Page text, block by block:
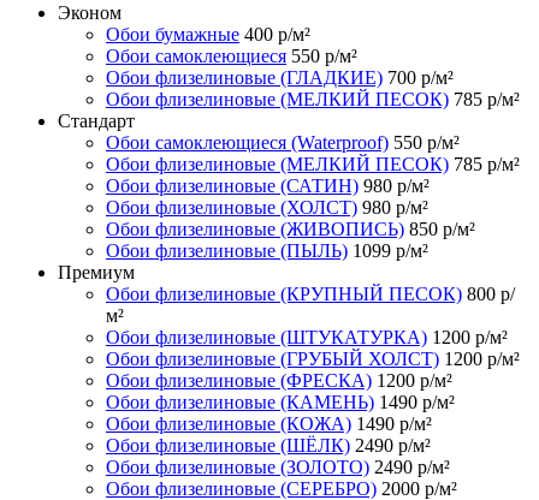
Эконом
Обои бумажные 400 р/м²
Обои самоклеющиеся 550 р/м²
Обои флизелиновые (ГЛАДКИЕ) 700 р/м²
Обои флизелиновые (МЕЛКИЙ ПЕСОК) 785 р/м²
Стандарт
Обои самоклеющиеся (Waterproof) 550 р/м²
Обои флизелиновые (МЕЛКИЙ ПЕСОК) 785 р/м²
Обои флизелиновые (САТИН) 980 р/м²
Обои флизелиновые (ХОЛСТ) 980 р/м²
Обои флизелиновые (ЖИВОПИСЬ) 850 р/м²
Обои флизелиновые (ПЫЛЬ) 1099 р/м²
Премиум
Обои флизелиновые (КРУПНЫЙ ПЕСОК) 800 р/
м²
Обои флизелиновые (ШТУКАТУРКА) 1200 р/м²
Обои флизелиновые (ГРУБЫЙ ХОЛСТ) 1200 р/м²
Обои флизелиновые (ФРЕСКА) 1200 р/м²
Обои флизелиновые (КАМЕНЬ) 1490 р/м²
Обои флизелиновые (КОЖА) 1490 р/м²
Обои флизелиновые (ШЁЛК) 2490 р/м²
Обои флизелиновые (ЗОЛОТО) 2490 р/м²
Обои флизелиновые (СЕРЕБРО) 2000 р/м²